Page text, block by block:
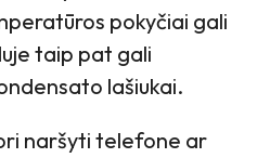
pokyčiai gali
taip pat gali
lašiukai.
naršyti telefone ar